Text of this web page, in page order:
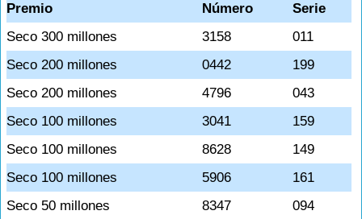
Premio Número
Serie
Seco 300 millones
3158
011
Seco 200 millones
0442
199
Seco 200 millones
4796
043
Seco 100 millones
3041
159
Seco 100 millones
8628
149
Seco 100 millones
5906
161
Seco 50 millones
8347
094